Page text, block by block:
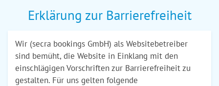
Erklärung zur Barrierefreiheit
Wir (secra bookings GmbH) als Websitebetreiber
sind bemüht, die Website in Einklang mit den
einschlägigen Vorschriften zur Barrierefreiheit zu
gestalten. Für uns gelten folgende